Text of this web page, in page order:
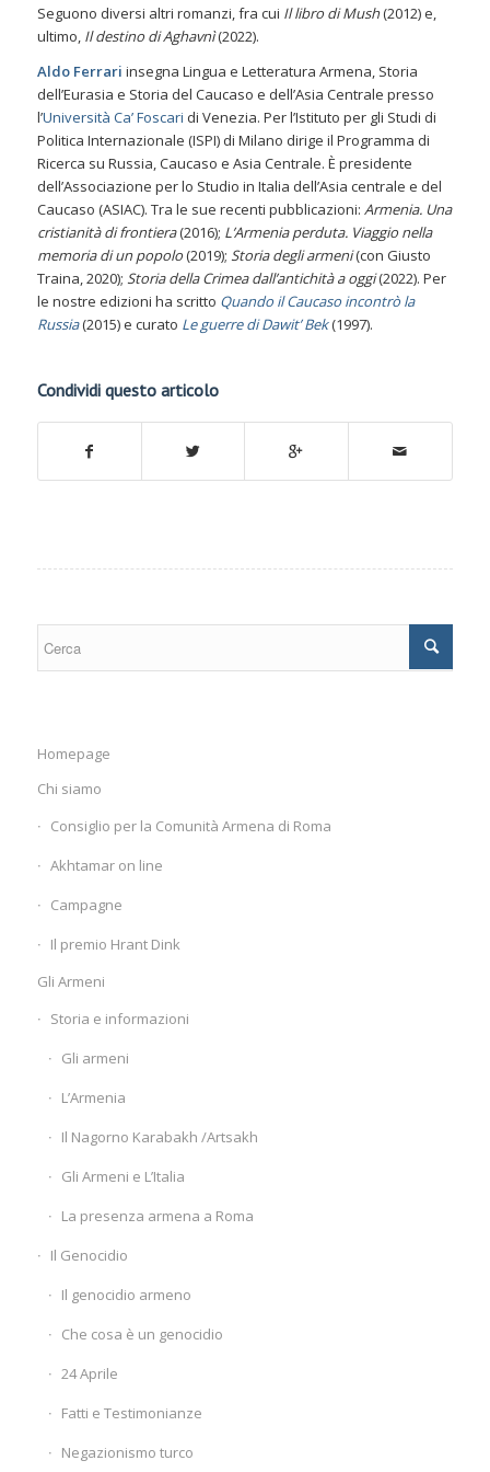
Seguono diversi altri romanzi, fra cui Il libro di Mush(2012) e,
ultimo, Il destino di Aghavnì(2022).
Aldo Ferrari insegna Lingua e Letteratura Armena, Storia
dell’Eurasia e Storia del Caucaso e dell’Asia Centrale presso
l’Università Ca’ Foscari di Venezia. Per l’Istituto per gli Studi di
Politica Internazionale (ISPI) di Milano dirige il Programma di
Ricerca su Russia, Caucaso e Asia Centrale. È presidente
dell’Associazione per lo Studio in Italia dell’Asia centrale e del
Caucaso (ASIAC). Tra le sue recenti pubblicazioni: Armenia. Una
cristianità di frontiera(2016); L’Armenia perduta. Viaggio nella
memoria di un popolo(2019); Storia degli armeni(con Giusto
Traina, 2020); Storia della Crimea dall’antichità a oggi(2022). Per
le nostre edizioni ha scritto Quando il Caucaso incontrò la
Russia(2015) e curato Le guerre di Dawit’ Bek(1997).
Condividi questo articolo
Homepage
Chi siamo
Consiglio per la Comunità Armena di Roma
Akhtamar on line
Campagne
Il premio Hrant Dink
Gli Armeni
Storia e informazioni
Gli armeni
L’Armenia
Il Nagorno Karabakh /Artsakh
Gli Armeni e L’Italia
La presenza armena a Roma
Il Genocidio
Il genocidio armeno
Che cosa è un genocidio
24 Aprile
Fatti e Testimonianze
Negazionismo turco